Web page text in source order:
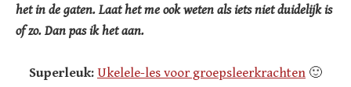
het in de gaten. Laat het me ook weten als iets niet duidelijk is
of zo. Dan pas ik het aan.
Superleuk: Ukelele-les voor groepsleerkrachten 🙂